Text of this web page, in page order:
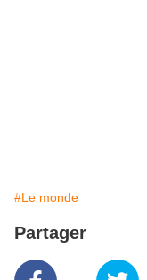
#Le monde
Partager